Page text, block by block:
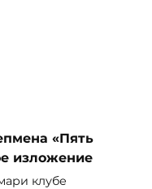
«Пять
изложение
клубе